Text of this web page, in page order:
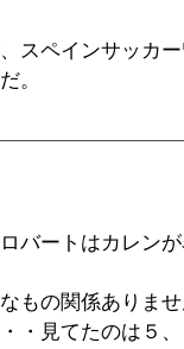
スペインサッカ
。
バートはカレン
もの関係ありま
・見てたのは５